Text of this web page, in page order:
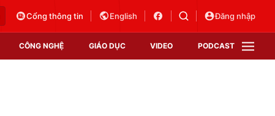
Cổng thông tin English Đăng nhập
CÔNG NGHỆ GIÁO DỤC VIDEO PODCAST